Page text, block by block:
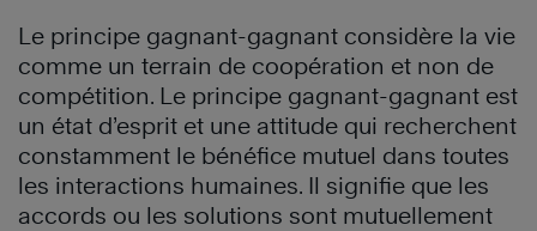
Le principe gagnant-gagnant considère la vie
comme un terrain de coopération et non de
compétition. Le principe gagnant-gagnant est
un état d’esprit et une attitude qui recherchent
constamment le bénéfice mutuel dans toutes
les interactions humaines. Il signifie que les
accords ou les solutions sont mutuellement